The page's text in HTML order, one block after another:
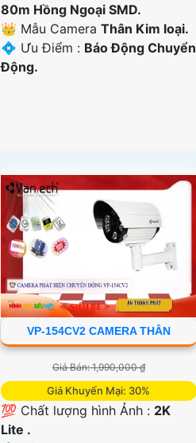
80m Hồng Ngoại SMD.
👑 Mẫu CameraThân Kim loại.
️💠 Ưu Điểm : Báo Động Chuyển
Động.
VP-154CV2 CAMERA THÂN
Giá Bán: 1,990,000 ₫
Giá Khuyến Mại: 30%
💯 Chất lượng hình Ảnh : 2K
Lite .